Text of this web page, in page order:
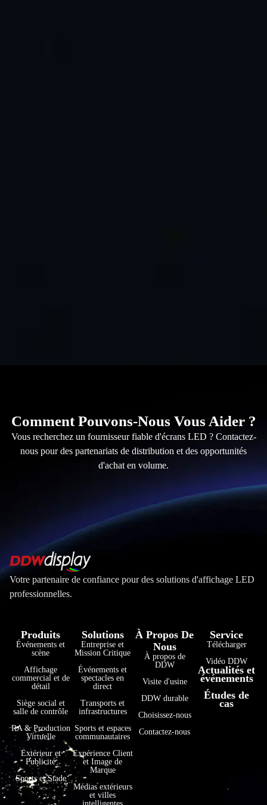
Comment Pouvons-Nous Vous Aider ?
Vous recherchez un fournisseur fiable d'écrans LED ? Contactez-
nous pour des partenariats de distribution et des opportunités
d'achat en volume.
Votre partenaire de confiance pour des solutions d'affichage LED
professionnelles.
Produits
Événements et
scène
Affichage
commercial et de
détail
Siège social et
salle de contrôle
RA & Production
Virtuelle
Extérieur et
Publicité
Sports et Stade
Solutions
Entreprise et
Mission Critique
Événements et
spectacles en
direct
Transports et
infrastructures
Sports et espaces
communautaires
Expérience Client
et Image de
Marque
Médias extérieurs
et villes
À Propos De
Nous
À propos de
DDW
Visite d'usine
DDW durable
Choisissez-nous
Contactez-nous
Service
Télécharger
Vidéo DDW
Actualités et
événements
Études de
cas
Bahasa Indonesia
हिन्दी
فارسی